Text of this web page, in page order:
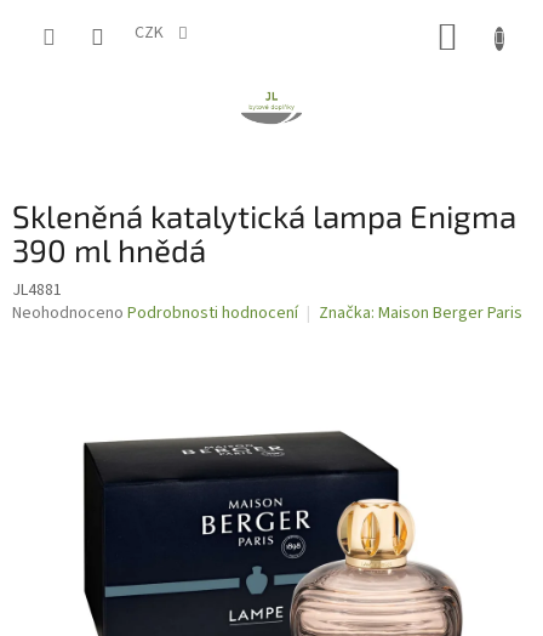
CZK
Skleněná katalytická lampa Enigma
390 ml hnědá
JL4881
Průměrné
Neohodnoceno Podrobnosti hodnocení Značka: Maison Berger Paris